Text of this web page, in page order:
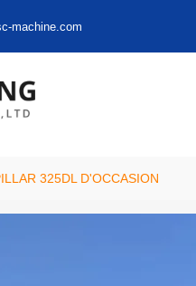
machine.com
325DL D'OCCASION